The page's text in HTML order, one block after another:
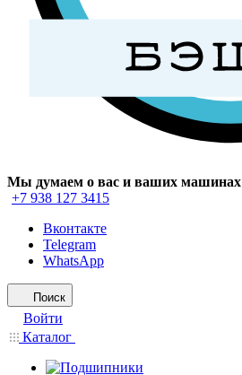
Мы думаем о вас и ваших машинах
+7 938 127 3415
Вконтакте
Telegram
WhatsApp
Поиск
Войти
Каталог